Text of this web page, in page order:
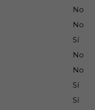
No
No
Sí
No
No
Sí
Sí